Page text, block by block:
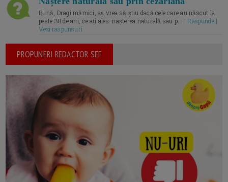
Bună, Dragi mămici, aș vrea să știu dacă cele care au născut la
peste 38 de ani, ce ați ales: nașterea naturală sau p... |Raspunde |
Vezi raspunsuri
PROPUNERI REDACTOR SEF